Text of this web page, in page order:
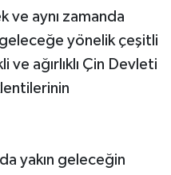
ve aynı zamanda
yönelik çeşitli
ve ağırlıklı Çin Devleti
yakın geleceğin